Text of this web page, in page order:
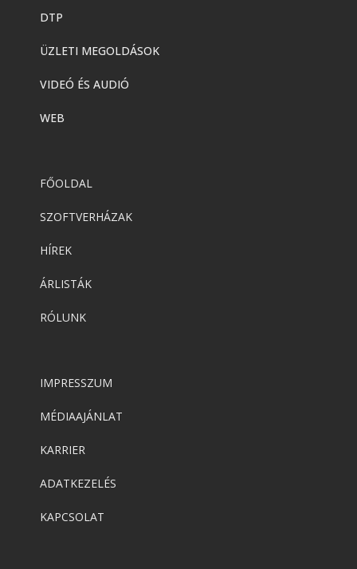
DTP
ÜZLETI MEGOLDÁSOK
VIDEÓ ÉS AUDIÓ
WEB
FŐOLDAL
SZOFTVERHÁZAK
HÍREK
ÁRLISTÁK
RÓLUNK
IMPRESSZUM
MÉDIAAJÁNLAT
KARRIER
ADATKEZELÉS
KAPCSOLAT